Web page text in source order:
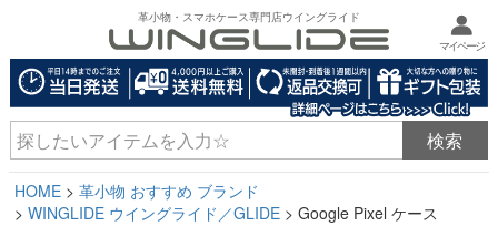
革小物・スマホケース専門店ウイングライド
マイページ
HOME
革小物 おすすめ ブランド
WINGLIDE ウイングライド／GLIDE
Google Pixel ケース